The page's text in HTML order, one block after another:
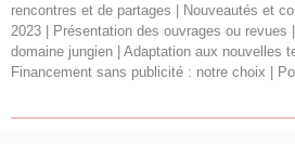
rencontres et de partages | Nouveautés et
2023 | Présentation des ouvrages ou revues
domaine jungien | Adaptation aux nouvelles
Financement sans publicité : notre choix |